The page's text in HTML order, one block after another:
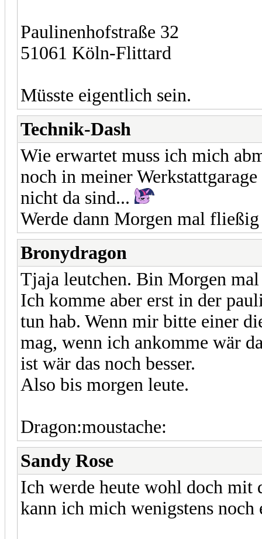
Paulinenhofstraße 32
51061 Köln-Flittard
Müsste eigentlich sein.
Technik-Dash
Wie erwartet muss ich mich
noch in meiner
nicht da sind...
Werde dann Morgen mal fließig
Bronydragon
Tjaja leutchen. Bin Morgen
Ich komme aber erst in der
tun hab. Wenn mir bitte einer
mag, wenn ich ankomme wär
ist wär das noch besser.
Also bis morgen leute.
Dragon:moustache:
Sandy Rose
Ich werde heute wohl doch mit
kann ich mich wenigstens